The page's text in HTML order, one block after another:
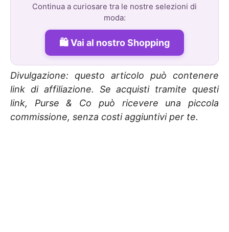
Continua a curiosare tra le nostre selezioni di
moda:
Vai al nostro Shopping
Divulgazione: questo articolo può contenere
link di affiliazione. Se acquisti tramite questi
link, Purse & Co può ricevere una piccola
commissione, senza costi aggiuntivi per te.